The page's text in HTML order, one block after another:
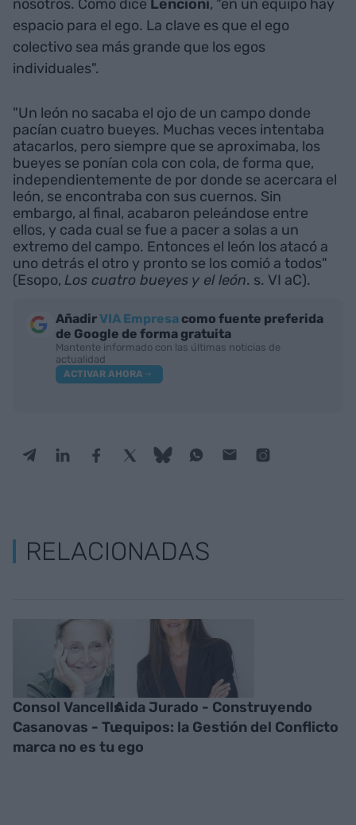
nosotros. Como dice Lencioni, "en un equipo hay
espacio para el ego. La clave es que el ego
colectivo sea más grande que los egos
individuales".
"Un león no sacaba el ojo de un campo donde
pacían cuatro bueyes. Muchas veces intentaba
atacarlos, pero siempre que se aproximaba, los
bueyes se ponían cola con cola, de forma que,
independientemente de por donde se acercara el
león, se encontraba con sus cuernos. Sin
embargo, al final, acabaron peleándose entre
ellos, y cada cual se fue a pacer a solas a un
extremo del campo. Entonces el león los atacó a
uno detrás el otro y pronto se los comió a todos"
(Esopo, Los cuatro bueyes y el león. s. VI aC).
AñadirVIA Empresa como fuente preferida
de Google de forma gratuita
Mantente informado con las últimas noticias de
actualidad
ACTIVAR AHORA
RELACIONADAS
Consol Vancells
Casanovas - Tu
marca no es tu ego
Aida Jurado - Construyendo
equipos: la Gestión del Conflicto